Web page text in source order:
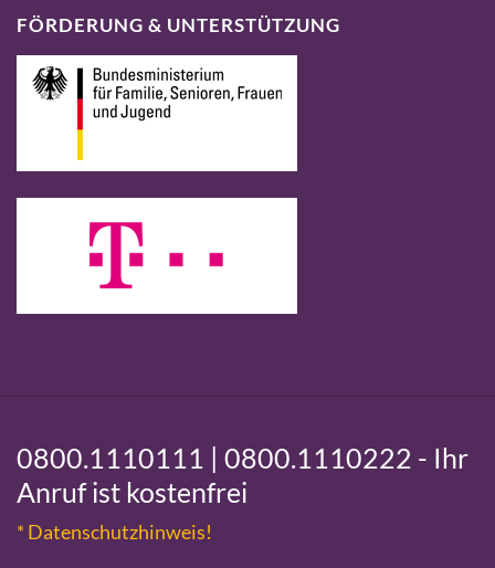
FÖRDERUNG & UNTERSTÜTZUNG
0800.1110111 | 0800.1110222 - Ihr
Anruf ist kostenfrei
* Datenschutzhinweis!